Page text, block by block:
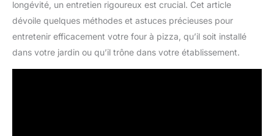
longévité, un entretien rigoureux est crucial. Cet article
dévoile quelques méthodes et astuces précieuses pour
entretenir efficacement votre four à pizza, qu’il soit installé
dans votre jardin ou qu’il trône dans votre établissement.